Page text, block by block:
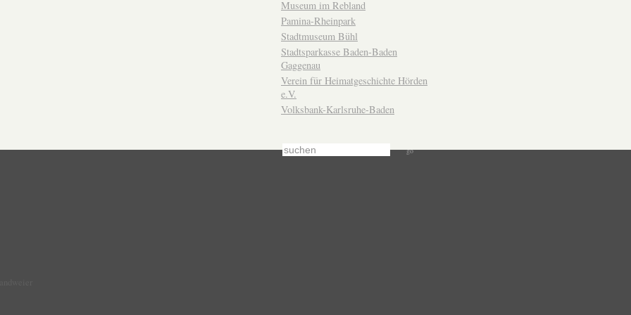
Museum im Rebland
Pamina-Rheinpark
Stadtmuseum Bühl
Stadtsparkasse Baden-Baden
Gaggenau
Verein für Heimatgeschichte Hörden
e.V.
Volksbank-Karlsruhe-Baden